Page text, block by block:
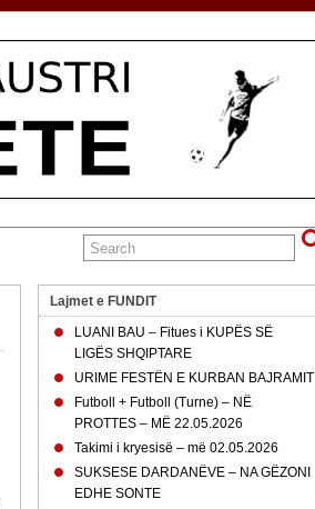
Lajmet e FUNDIT
LUANI BAU – Fitues i KUPËS SË
LIGËS SHQIPTARE
URIME FESTËN E KURBAN BAJRAMIT
Futboll + Futboll (Turne) – NË
PROTTES – MË 22.05.2026
Takimi i kryesisë – më 02.05.2026
SUKSESE DARDANËVE – NA GËZONI
EDHE SONTE